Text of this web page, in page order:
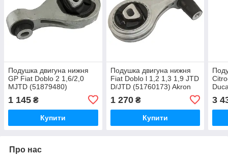
Подушка двигуна нижня
GP Fiat Doblo 2 1,6/2,0
MJTD (51879480)
1 145 ₴
Купити
Подушка двигуна нижня
Fiat Doblo l 1,2 1,3 1,9 JTD
D/JTD (51760173) Akron
1 270₴
Купити
3
Про нас